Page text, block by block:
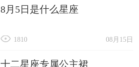
8月5日是什么星座
08月15日
1810
十二星座专属公主裙